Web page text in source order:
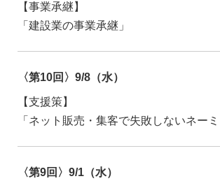
【事業承継】
「建設業の事業承継」
〈第10回〉9/8（水）
【支援策】
「ネット販売・集客で失敗しないネーミ
〈第9回〉9/1（水）